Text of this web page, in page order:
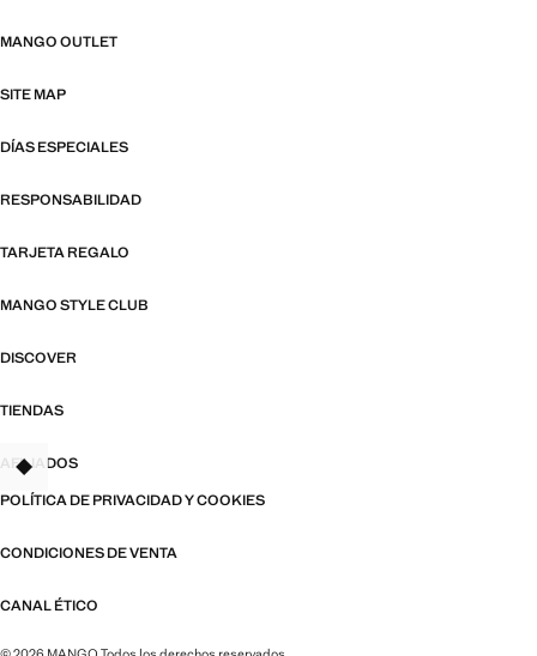
MANGO OUTLET
SITE MAP
DÍAS ESPECIALES
RESPONSABILIDAD
TARJETA REGALO
MANGO STYLE CLUB
DISCOVER
TIENDAS
AFILIADOS
POLÍTICA DE PRIVACIDAD Y COOKIES
CONDICIONES DE VENTA
CANAL ÉTICO